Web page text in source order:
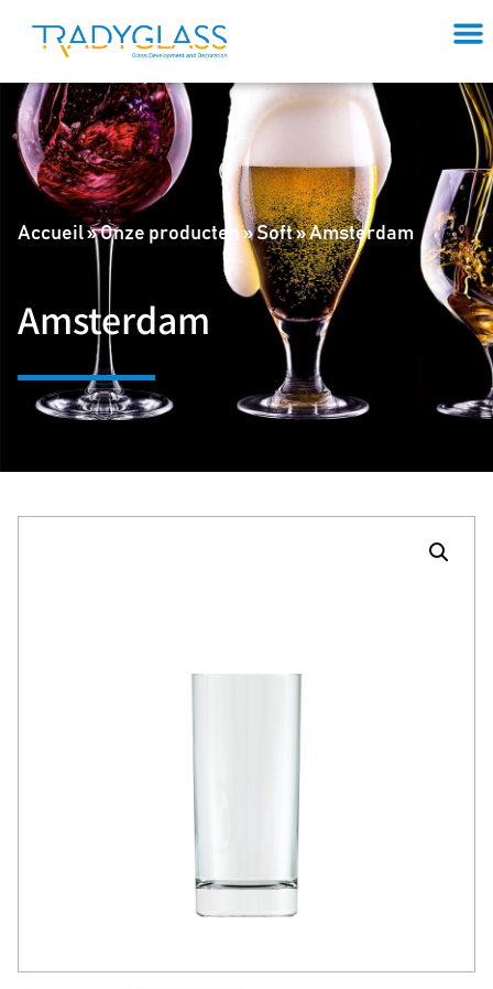
Accueil»Onze producten»Soft»Amsterdam
Amsterdam